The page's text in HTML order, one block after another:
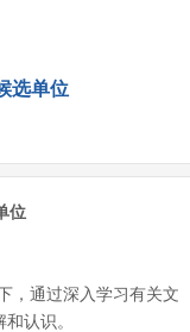
选单位
位
，通过深入学习有关文
认识。